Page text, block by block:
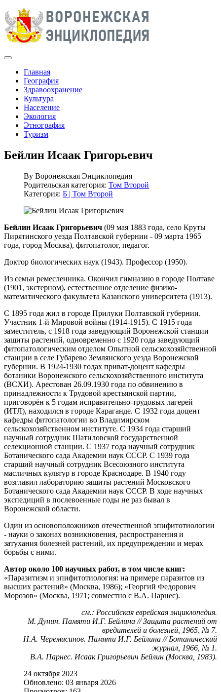
Главная
География
Здравоохранение
Культура
Население
Экология
Этнография
Туризм
Бейлин Исаак Григорьевич
By Воронежская Энциклопедия
Родительская категория: Том Второй
Категория: Б | Том Второй
Бейлин Исаак Григорьевич (09 мая 1883 года, село Круты
Пирятинского уезда Полтавской губернии - 09 марта 1965
года, город Москва), фитопатолог, педагог.
Доктор биологических наук (1943). Профессор (1950).
Из семьи ремесленника. Окончил гимназию в городе Полтаве
(1901, экстерном), естественное отделение физико-
математического факультета Казанского университета (1913).
С 1895 года жил в городе Прилуки Полтавской губернии.
Участник 1-й Мировой войны (1914-1915). С 1915 года
заместитель, с 1918 года заведующий Воронежской станции
защиты растений, одновременно с 1920 года заведующий
фитопатологическим отделом Опытной сельскохозяйственной
станции в селе Губарево Землянского уезда Воронежской
губернии. В 1924-1930 годах приват-доцент кафедры
ботаники Воронежского сельскохозяйственного института
(ВСХИ). Арестован 26.09.1930 года по обвинению в
принадлежности к Трудовой крестьянской партии,
приговорён к 5 годам исправительно-трудовых лагерей
(ИТЛ), находился в городе Караганде. С 1932 года доцент
кафедры фитопатологии во Владимирском
сельскохозяйственном институте. С 1934 года старший
научный сотрудник Шатиловской государственной
селекционной станции. С 1937 года научный сотрудник
Ботанического сада Академии наук СССР. С 1939 года
старший научный сотрудник Всесоюзного института
масличных культур в городе Краснодаре. В 1940 году
возглавил лабораторию защиты растений Московского
Ботанического сада Академии наук СССР. В ходе научных
экспедиций в послевоенные годы не раз бывал в
Воронежской области.
Один из основоположников отечественной эпифитотиологии
- науки о законах возникновения, распространения и
затухания болезней растений, их предупреждении и мерах
борьбы с ними.
Автор около 100 научных работ, в том числе книг:
«Паразитизм и эпифитотиология: на примере паразитов из
высших растений» (Москва, 1986); «Георгий Федорович
Морозов» (Москва, 1971; совместно с В.А. Парнес).
см.: Российская еврейская энциклопедия.
М. Дунин. Памяти И.Г. Бейлина // Защита растений от
вредителей и болезней, 1965, № 7.
Н.А. Черемисинов. Памяти И.Г. Бейлина // Ботанический
журнал, 1966, № 1.
В.А. Парнес. Исаак Григорьевич Бейлин (Москва, 1983).
24 октября 2023
Обновлено: 03 января 2026